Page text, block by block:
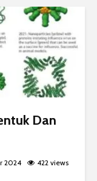
Dan
2024 422 views